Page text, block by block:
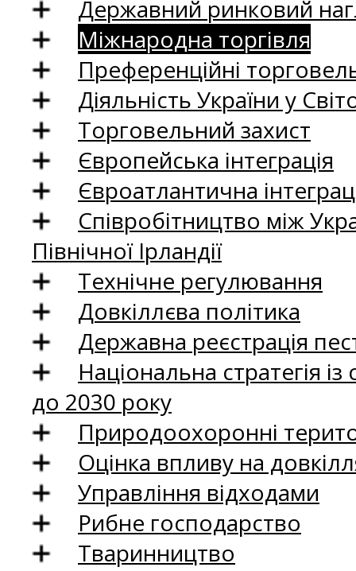
Державний ринковий
Міжнародна торгівля
Преференційні
Діяльність України у
Торговельний захист
Європейська інтеграція
Євроатлантична
Співробітництво між
Північної Ірландії
Технічне регулювання
Довкіллєва політика
Державна реєстрація
Національна стратегія
до 2030 року
Природоохоронні
Оцінка впливу на
Управління відходами
Рибне господарство
Тваринництво